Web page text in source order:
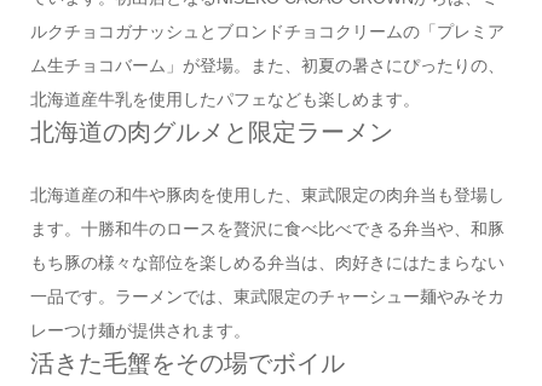
ルクチョコガナッシュとブロンドチョコクリームの「プレミア
ム生チョコバーム」が登場。また、初夏の暑さにぴったりの、
北海道産牛乳を使用したパフェなども楽しめます。
北海道の肉グルメと限定ラーメン
北海道産の和牛や豚肉を使用した、東武限定の肉弁当も登場し
ます。十勝和牛のロースを贅沢に食べ比べできる弁当や、和豚
もち豚の様々な部位を楽しめる弁当は、肉好きにはたまらない
一品です。ラーメンでは、東武限定のチャーシュー麺やみそカ
レーつけ麺が提供されます。
活きた毛蟹をその場でボイル